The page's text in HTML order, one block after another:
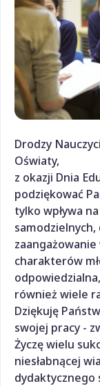
Drodzy
Oświaty,
z okazji Dnia
podziękować
tylko wpływa
samodzielnych,
charakterów
również wiele
Dziękuję
swojej pracy -
Życzę wielu
niesłabnącej
dydaktycznego